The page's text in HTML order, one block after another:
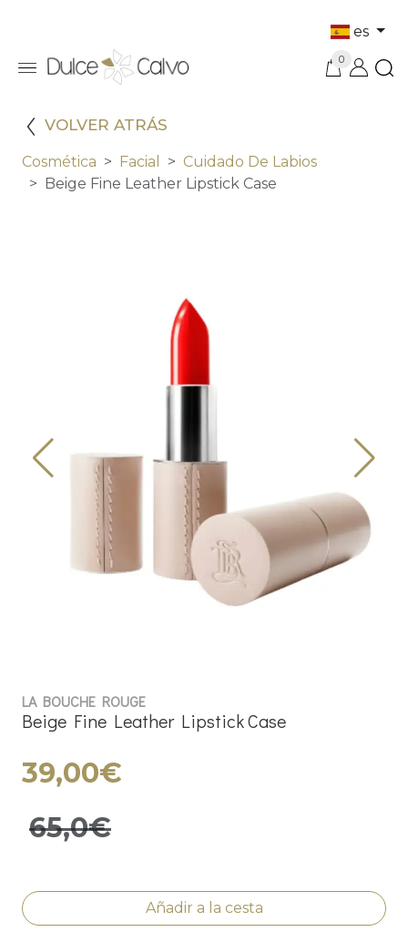
es
0
VOLVER ATRÁS
Cosmética Facial
Cuidado De Labios
Beige Fine Leather Lipstick Case
LA BOUCHE ROUGE
Beige Fine Leather Lipstick Case
39,00€
65,0€